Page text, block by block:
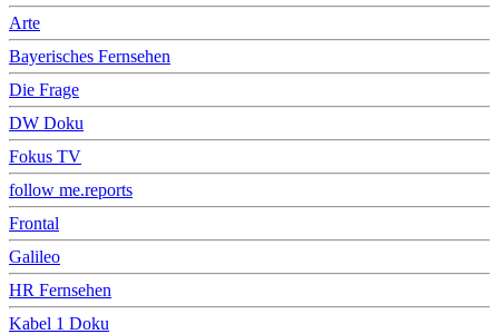
Arte
Bayerisches Fernsehen
Die Frage
DW Doku
Fokus TV
follow me.reports
Frontal
Galileo
HR Fernsehen
Kabel 1 Doku